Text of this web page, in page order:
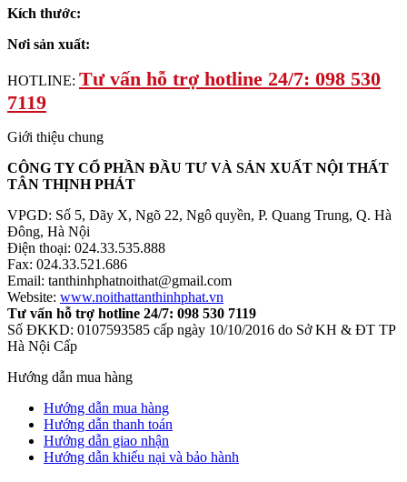
Kích thước:
Nơi sản xuất:
HOTLINE: Tư vấn hỗ trợ hotline 24/7: 098 530
7119
Giới thiệu chung
CÔNG TY CỔ PHẦN ĐẦU TƯ VÀ SẢN XUẤT NỘI THẤT
TÂN THỊNH PHÁT
VPGD: Số 5, Dãy X, Ngõ 22, Ngô quyền, P. Quang Trung, Q. Hà
Đông, Hà Nội
Điện thoại: 024.33.535.888
Fax: 024.33.521.686
Email: tanthinhphatnoithat@gmail.com
Website: www.noithattanthinhphat.vn
Tư vấn hỗ trợ hotline 24/7: 098 530 7119
Số ĐKKD: 0107593585 cấp ngày 10/10/2016 do Sở KH & ĐT TP
Hà Nội Cấp
Hướng dẫn mua hàng
Hướng dẫn mua hàng
Hướng dẫn thanh toán
Hướng dẫn giao nhận
Hướng dẫn khiếu nại và bảo hành